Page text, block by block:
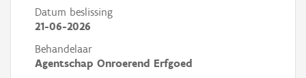
Datum beslissing
21-06-2026
Behandelaar
Agentschap Onroerend Erfgoed